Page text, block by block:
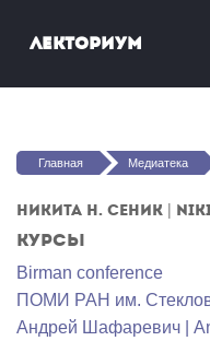
Лекториум
Вы здесь
Главная Медиатека
Никита Н. Сеник |
Курсы
Birman conference
ПОМИ РАН им.
Андрей Шафаревич |